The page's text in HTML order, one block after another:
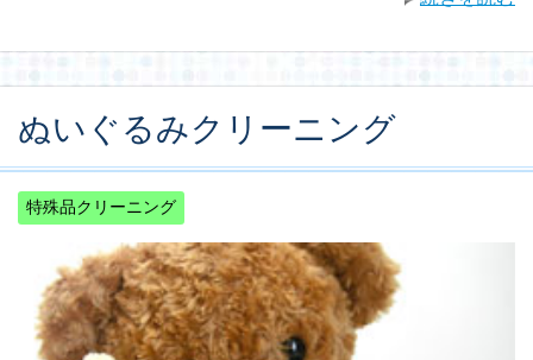
ぬいぐるみクリーニング
特殊品クリーニング